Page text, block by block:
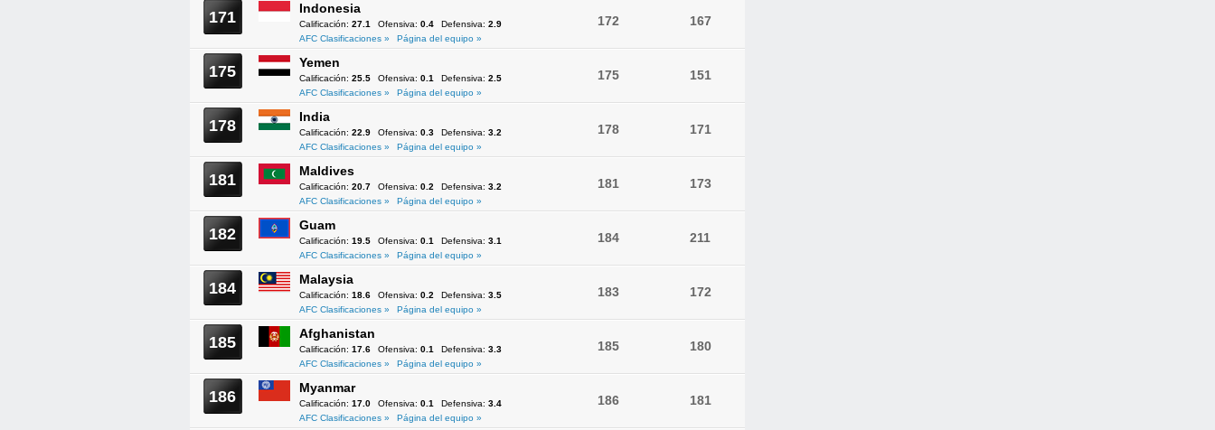
171 Indonesia
Calificación: 27.1 Ofensiva: 0.4 Defensiva: 2.9
AFC Clasificaciones »
Página del equipo »
172 167
175 Yemen
Calificación: 25.5 Ofensiva: 0.1 Defensiva: 2.5
AFC Clasificaciones »
Página del equipo »
175 151
178 India
Calificación: 22.9 Ofensiva: 0.3 Defensiva: 3.2
AFC Clasificaciones »
Página del equipo »
178 171
181 Maldives
Calificación: 20.7 Ofensiva: 0.2 Defensiva: 3.2
AFC Clasificaciones »
Página del equipo »
181 173
182 Guam
Calificación: 19.5 Ofensiva: 0.1 Defensiva: 3.1
AFC Clasificaciones »
Página del equipo »
184 211
184 Malaysia
Calificación: 18.6 Ofensiva: 0.2 Defensiva: 3.5
AFC Clasificaciones »
Página del equipo »
183 172
185 Afghanistan
Calificación: 17.6 Ofensiva: 0.1 Defensiva: 3.3
AFC Clasificaciones »
Página del equipo »
185 180
186 Myanmar
Calificación: 17.0 Ofensiva: 0.1 Defensiva: 3.4
AFC Clasificaciones »
Página del equipo »
186 181